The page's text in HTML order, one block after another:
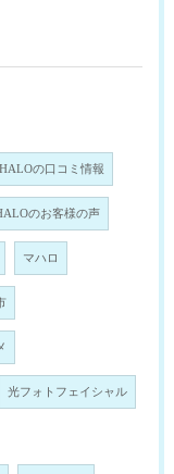
の口コミ情報
のお客様の声
マハロ
光フォトフェイシャル